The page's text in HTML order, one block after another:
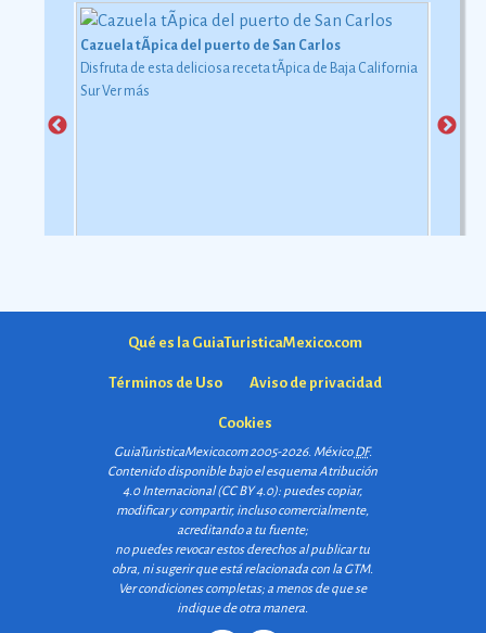
Cazuela tÃ­pica del puerto de San Carlos
Disfruta de esta deliciosa receta tÃ­pica de Baja California
SurVer más
Qué es la GuiaTuristicaMexico.com
Términos de Uso Aviso de privacidad
Cookies
GuiaTuristicaMexico.com 2005-2026. MéxicoDF.
Contenido disponible bajo el esquemaAtribución
4.0 Internacional (CC BY 4.0): puedes copiar,
modificar y compartir, incluso comercialmente,
acreditando a tu fuente;
no puedes revocar estos derechos al publicar tu
obra, ni sugerir que está relacionada con la GTM.
Ver condiciones completas; a menos de que se
indique de otra manera.